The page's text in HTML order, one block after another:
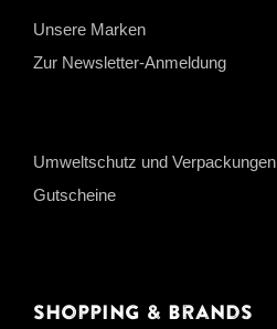
Unsere Marken
Zur Newsletter-Anmeldung
Umweltschutz und Verpackungen
Gutscheine
Shopping & Brands